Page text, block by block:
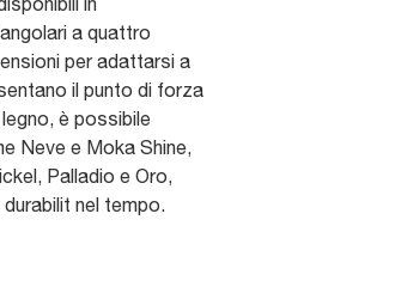
a quattro
per adattarsi a
il punto di forza
è possibile
Neve e Moka Shine,
Palladio e Oro,
nel tempo.